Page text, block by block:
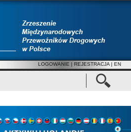
LOGOWANIE | REJESTRACJA | EN